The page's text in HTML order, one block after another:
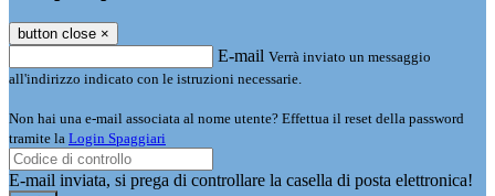
button close ×
E-mail Verrà inviato un messaggio
all'indirizzo indicato con le istruzioni necessarie.
Non hai una e-mail associata al nome utente? Effettua il reset della password
tramite la Login Spaggiari
E-mail inviata, si prega di controllare la casella di posta elettronica!